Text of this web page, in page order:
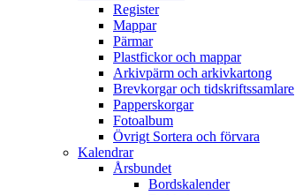
Register
Mappar
Pärmar
Plastfickor och mappar
Arkivpärm och arkivkartong
Brevkorgar och tidskriftssamlare
Papperskorgar
Fotoalbum
Övrigt Sortera och förvara
Kalendrar
Årsbundet
Bordskalender